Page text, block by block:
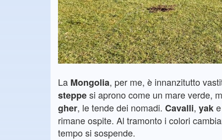
La Mongolia, per me, è innanzitutto
steppesi aprono come un mare verde,
gher, le tende dei nomadi. Cavalli, yake
rimane ospite. Al tramonto i colori
tempo si sospende.